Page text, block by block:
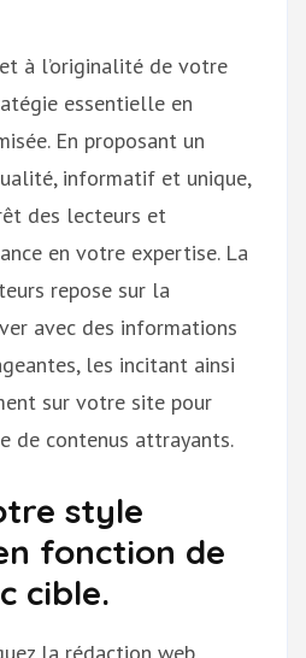
à l’originalité de votre
essentielle en
En proposant un
informatif et unique,
des lecteurs et
en votre expertise. La
repose sur la
avec des informations
les incitant ainsi
sur votre site pour
de contenus attrayants.
style
fonction de
cible.